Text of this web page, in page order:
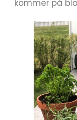
kommer på